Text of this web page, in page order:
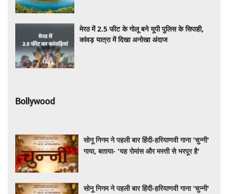
मेरठ में 2.5 फीट के गोलू बने यूपी पुलिस के सिपाही,
कांवड़ यात्रा में दिखा अनोखा अंदाज
Bollywood
सोनू निगम ने पहली बार हिंदी-हरियाणवी गाना 'चुन्नी'
गाया, बताया- 'यह रोमांस और मस्ती से भरपूर है'
सोनू निगम ने पहली बार हिंदी-हरियाणवी गाना 'चुन्नी'